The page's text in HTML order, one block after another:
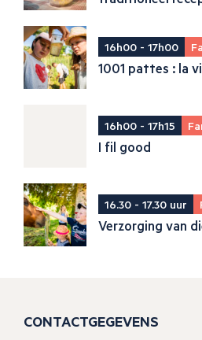
16h00 - 17h00
1001 pattes : la
16h00 - 17h15
I fil good
16.30 - 17.30 uur
Verzorging van
CONTACTGEGEVENS